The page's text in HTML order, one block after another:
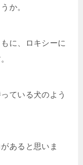
か。
に、ロキシーに
ている犬のよう
あると思いま